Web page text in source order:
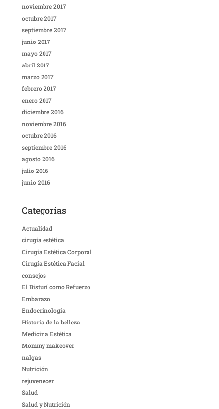
noviembre 2017
octubre 2017
septiembre 2017
junio 2017
mayo 2017
abril 2017
marzo 2017
febrero 2017
enero 2017
diciembre 2016
noviembre 2016
octubre 2016
septiembre 2016
agosto 2016
julio 2016
junio 2016
Categorías
Actualidad
cirugía estética
Cirugía Estética Corporal
Cirugía Estética Facial
consejos
El Bisturí como Refuerzo
Embarazo
Endocrinologia
Historia de la belleza
Medicina Estética
Mommy makeover
nalgas
Nutrición
rejuvenecer
Salud
Salud y Nutrición